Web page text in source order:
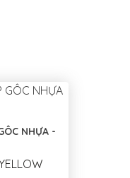
NHỰA -